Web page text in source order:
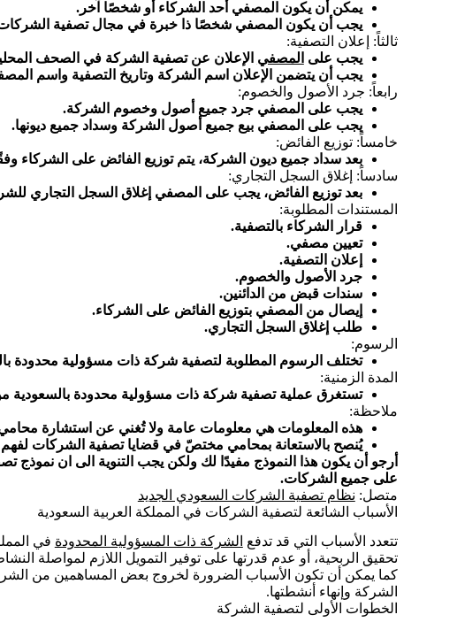
يمكن أن يكون المصفي أحد الشركاء أو شخصًا آخر.
يجب أن يكون المصفي شخصًا ذا خبرة في مجال تصفية
ثالثاً: إعلان التصفية:
يجب على المصفي الإعلان عن تصفية الشركة في الصحف
يجب أن يتضمن الإعلان اسم الشركة وتاريخ التصفية واسم
رابعاً: جرد الأصول والخصوم:
يجب على المصفي جرد جميع أصول وخصوم الشركة.
يجب على المصفي بيع جميع أصول الشركة وسداد جميع ديونها.
خامساً: توزيع الفائض:
بعد سداد جميع ديون الشركة، يتم توزيع الفائض على الشركاء
سادساً: إغلاق السجل التجاري:
بعد توزيع الفائض، يجب على المصفي إغلاق السجل التجاري
المستندات المطلوبة:
قرار الشركاء بالتصفية.
تعيين مصفي.
إعلان التصفية.
جرد الأصول والخصوم.
سندات قبض من الدائنين.
إيصال من المصفي بتوزيع الفائض على الشركاء.
طلب إغلاق السجل التجاري.
الرسوم:
تختلف الرسوم المطلوبة لتصفية شركة ذات مسؤولية
المدة الزمنية:
تستغرق عملية تصفية شركة ذات مسؤولية محدودة بالسعودية من 3 إلى 6
ملاحظة:
هذه المعلومات هي معلومات عامة ولا تُغني عن استشارة
يُنصح بالاستعانة بمحامي مختصّ في قضايا تصفية الشركات
أرجو أن يكون هذا النموذج مفيدًا لك ولكن يجب التنوية الى ان
على جميع الشركات.
متصل: نظام تصفية الشركات السعودي الجديد
الأسباب الشائعة لتصفية الشركات في المملكة العربية السعودية
تتعدد الأسباب التي قد تدفع الشركة ذات المسؤولية المحدودة في
تحقيق الربحية، أو عدم قدرتها على توفير التمويل اللازم لمواصلة
كما يمكن أن تكون الأسباب الضرورة لخروج بعض المساهمين من
الشركة وإنهاء أنشطتها.
الخطوات الأولى لتصفية الشركة